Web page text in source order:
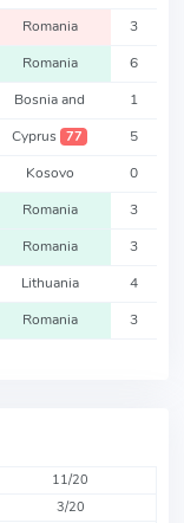
Romania 3
Romania 6
Bosnia and 1
Cyprus 77 5
Kosovo 0
Romania 3
Romania 3
Lithuania 4
Romania 3
11/20
3/20